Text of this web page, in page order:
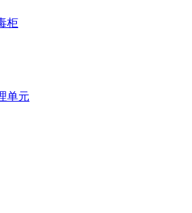
柜
单元